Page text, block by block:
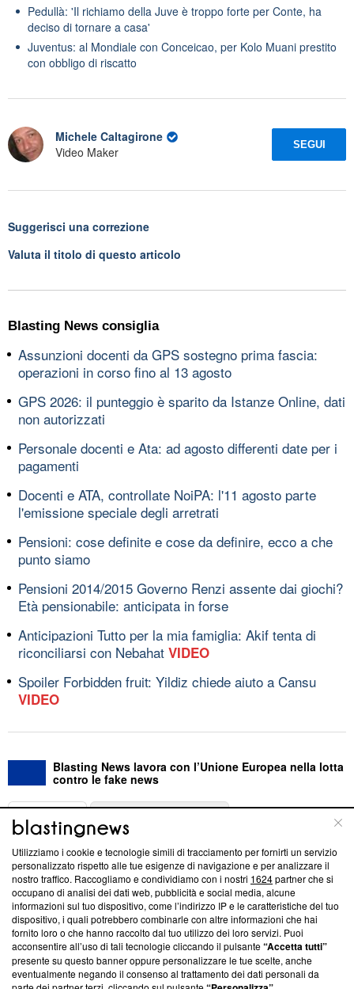
Pedullà: 'Il richiamo della Juve è troppo forte per Conte, ha
deciso di tornare a casa'
Juventus: al Mondiale con Conceicao, per Kolo Muani prestito
con obbligo di riscatto
Michele Caltagirone
Video Maker
SEGUI
Suggerisci una correzione
Valuta il titolo di questo articolo
Blasting News consiglia
Assunzioni docenti da GPS sostegno prima fascia:
operazioni in corso fino al 13 agosto
GPS 2026: il punteggio è sparito da Istanze Online, dati
non autorizzati
Personale docenti e Ata: ad agosto differenti date per i
pagamenti
Docenti e ATA, controllate NoiPA: l'11 agosto parte
l'emissione speciale degli arretrati
Pensioni: cose definite e cose da definire, ecco a che
punto siamo
Pensioni 2014/2015 Governo Renzi assente dai giochi?
Età pensionabile: anticipata in forse
Anticipazioni Tutto per la mia famiglia: Akif tenta di
riconciliarsi con Nebahat VIDEO
Spoiler Forbidden fruit: Yildiz chiede aiuto a Cansu
VIDEO
Blasting News lavora con l’Unione Europea nella lotta
contro le fake news
ABOUT
Questa sezione offre informazioni trasparenti su Blasting
News, sui nostri processi editoriali e su come ci impegniamo a
creare news di qualità. Inoltre, afferma la nostra aderenza a
‘Trust Project - News with Integrity’Blasting News non è
ancora membro del programma, ma ha richiesto di farne
parte; Trust Project non ha ancora effettuato una verifica di
conformità agli standard.
Utilizziamo i cookie e tecnologie simili di tracciamento per fornirti un servizio
personalizzato rispetto alle tue esigenze di navigazione e per analizzare il
nostro traffico. Raccogliamo e condividiamo con i nostri 1624partner che si
occupano di analisi dei dati web, pubblicità e social media, alcune
informazioni sul tuo dispositivo, come l’indirizzo IP e le caratteristiche del tuo
dispositivo, i quali potrebbero combinarle con altre informazioni che hai
fornito loro o che hanno raccolto dal tuo utilizzo dei loro servizi. Puoi
acconsentire all’uso di tali tecnologie cliccando il pulsante“Accetta tutti”
presente su questo banner oppure personalizzare le tue scelte, anche
eventualmente negando il consenso al trattamento dei dati personali da